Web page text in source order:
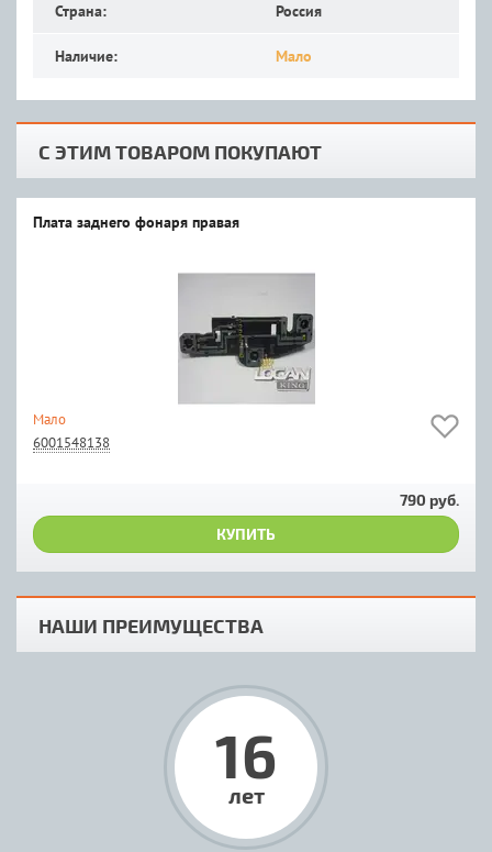
Страна: Россия
Наличие: Мало
С ЭТИМ ТОВАРОМ ПОКУПАЮТ
Плата заднего фонаря правая
Мало
6001548138
790 руб.
КУПИТЬ
НАШИ ПРЕИМУЩЕСТВА
16
лет